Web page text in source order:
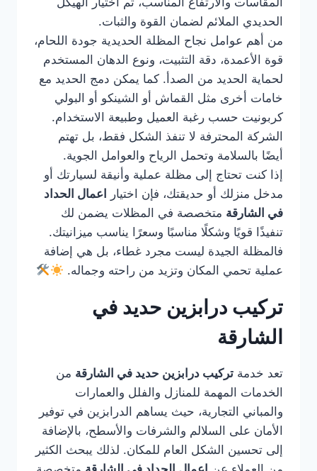
الحديدي الملائم لضمان القوة والثبات.
من أهم عوامل نجاح المظلة الحديدية جودة اللحام،
قوة الأعمدة، دقة التثبيت، ونوع الدهان المستخدم
لحماية الحديد من الصدأ. كما يمكن دمج الحديد مع
خامات أخرى مثل القماش أو الشينكو أو البولي
كربونيت حسب رغبة العميل وطبيعة الاستخدام.
الشركة المحترفة لا تنفذ الشكل فقط، بل تهتم
أيضًا بالسلامة وتحمل الرياح والعوامل الجوية.
إذا كنت تحتاج إلى مظلة عملية وأنيقة لسيارتك أو
مدخل منزلك أو حديقتك، فإن اختيار
اعمال الحداد
في الشارقة متخصصة في المظلات يضمن لك
تنفيذًا قويًا وشكلًا مناسبًا وسعرًا يناسب ميزانيتك.
فالمظلة الجيدة ليست مجرد غطاء، بل هي إضافة
عملية تحمي المكان وتزيد من راحته وجماله.
تركيب درابزين حديد في
الشارقة
تعد خدمة تركيب درابزين حديد في الشارقة من
الخدمات المهمة للمنازل والفلل والعمارات
والمباني التجارية، حيث يساهم الدرابزين في توفير
الأمان على السلالم والشرفات والأسطح، بالإضافة
إلى تحسين الشكل العام للمكان. لذلك يبحث الكثير